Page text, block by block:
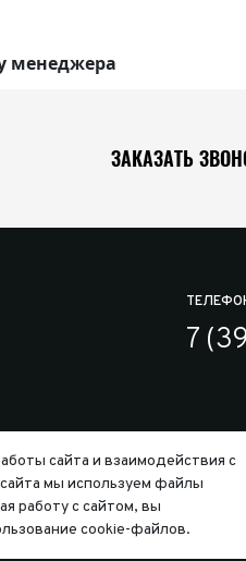
менеджера
ЗАКАЗАТЬ
7
файлов cookie
Российской Федерации.
сайта и взаимодействия с
мы используем файлы
работу с сайтом, вы
cookie-файлов.